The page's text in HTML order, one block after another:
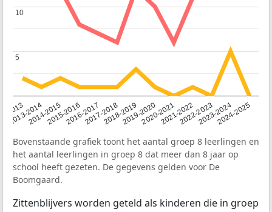
2013
2013-2014
2014-20152015-20162016-20172017-20182018-20192019-20202020-20212021-20222022-20232023-20242024-2025
5
5
10
10
Bovenstaande grafiek toont het aantal groep 8 leerlingen en
het aantal leerlingen in groep 8 dat meer dan 8 jaar op
school heeft gezeten. De gegevens gelden voor De
Boomgaard.
Zittenblijvers worden geteld als kinderen die in groep